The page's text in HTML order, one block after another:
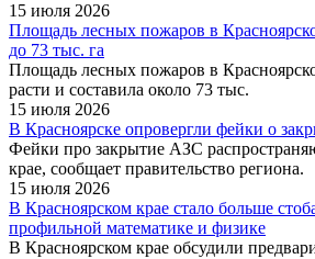
15 июля 2026
Площадь лесных пожаров в
до 73 тыс. га
Площадь лесных пожаров в
расти и составила около 73 тыс.
15 июля 2026
В Красноярске опровергли фейки о
Фейки про закрытие АЗС
крае, сообщает правительство региона.
15 июля 2026
В Красноярском крае стало больше
профильной математике и физике
В Красноярском крае обсудили